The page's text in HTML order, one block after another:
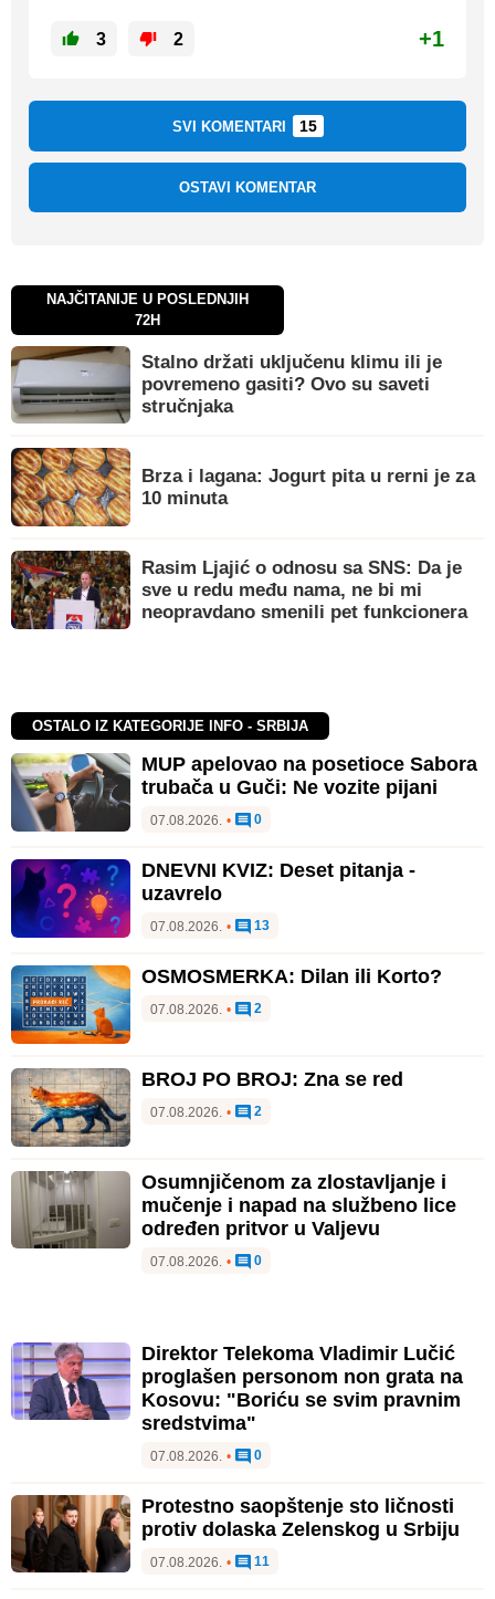
3 2 +1
SVI KOMENTARI 15
OSTAVI KOMENTAR
NAJČITANIJE U POSLEDNJIH
72H
Stalno držati uključenu klimu ili je
povremeno gasiti? Ovo su saveti
stručnjaka
Brza i lagana: Jogurt pita u rerni je za
10 minuta
Rasim Ljajić o odnosu sa SNS: Da je
sve u redu među nama, ne bi mi
neopravdano smenili pet funkcionera
OSTALO IZ KATEGORIJE INFO - SRBIJA
MUP apelovao na posetioce Sabora
trubača u Guči: Ne vozite pijani
07.08.2026. • 0
DNEVNI KVIZ: Deset pitanja -
uzavrelo
07.08.2026. • 13
OSMOSMERKA: Dilan ili Korto?
07.08.2026. • 2
BROJ PO BROJ: Zna se red
07.08.2026. • 2
Osumnjičenom za zlostavljanje i
mučenje i napad na službeno lice
određen pritvor u Valjevu
07.08.2026. • 0
Direktor Telekoma Vladimir Lučić
proglašen personom non grata na
Kosovu: "Boriću se svim pravnim
sredstvima"
07.08.2026. • 0
Protestno saopštenje sto ličnosti
protiv dolaska Zelenskog u Srbiju
07.08.2026. • 11